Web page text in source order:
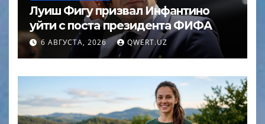
Луиш Фигу призвал Инфантино
уйти с поста президента ФИФА
6 АВГУСТА, 2026 QWERT.UZ